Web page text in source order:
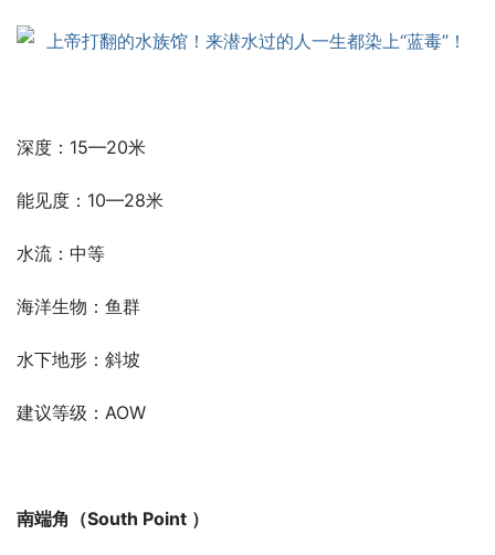
深度：15—20米
能见度：10—28米
水流：中等
海洋生物：鱼群
水下地形：斜坡
建议等级：AOW
南端角（South Point ）